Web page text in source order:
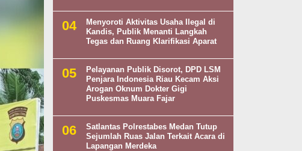
Menyoroti Aktivitas Usaha Ilegal di
Kandis, Publik Menanti Langkah
Tegas dan Ruang Klarifikasi Aparat
Pelayanan Publik Disorot, DPD LSM
Penjara Indonesia Riau Kecam Aksi
Arogan Oknum Dokter Gigi
Puskesmas Muara Fajar
Satlantas Polrestabes Medan Tutup
Sejumlah Ruas Jalan Terkait Acara di
Lapangan Merdeka